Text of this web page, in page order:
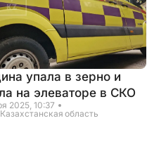
упала в зерно и
на элеваторе в СКО
2025, 10:37
область